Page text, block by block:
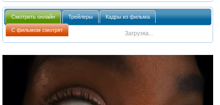
Смотреть онлайн Трейлеры Кадры из фильма
С фильмом смотрят Загрузка...